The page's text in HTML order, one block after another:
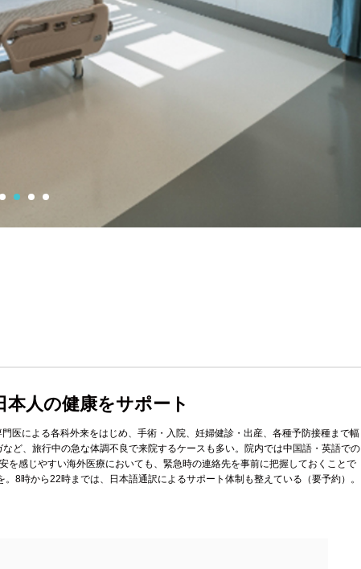
本人の健康をサポート
医による各科外来をはじめ、手術・入院、妊婦健診・出産、各種予防接種まで幅
ど、旅行中の急な体調不良で来院するケースも多い。院内では中国語・英語での
感じやすい海外医療においても、緊急時の連絡先を事前に把握しておくことで
8時から22時までは、日本語通訳によるサポート体制も整えている（要予約）。